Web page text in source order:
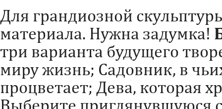
Для грандиозной
материала. Нужна задумка!
три варианта будущего
миру жизнь; Садовник, в
процветает; Дева, которая
Выберите приглянувшуюся